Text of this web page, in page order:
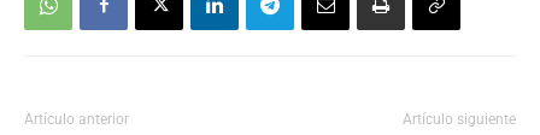
Artículo anterior Artículo siguiente